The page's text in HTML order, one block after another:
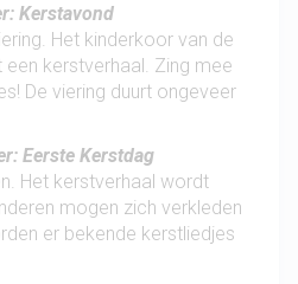
: Kerstavond
Het kinderkoor van de
kerstverhaal. Zing mee
De viering duurt ongeveer
Eerste Kerstdag
Het kerstverhaal wordt
mogen zich verkleden
er bekende kerstliedjes